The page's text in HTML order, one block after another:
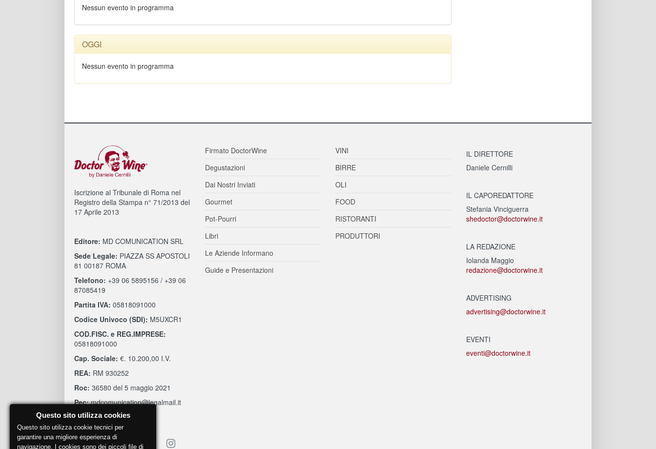
Nessun evento in programma
OGGI
Nessun evento in programma
Iscrizione al Tribunale di Roma nel
Registro della Stampa n° 71/2013 del
17 Aprile 2013
Editore: MD COMUNICATION SRL
Sede Legale: PIAZZA SS APOSTOLI
81 00187 ROMA
Telefono: +39 06 5895156 / +39 06
87085419
Partita IVA: 05818091000
Codice Univoco (SDI): M5UXCR1
COD.FISC. e REG.IMPRESE:
05818091000
Cap. Sociale: €. 10.200,00 I.V.
REA: RM 930252
Roc: 36580 del 5 maggio 2021
Pec:mdcomunication@legalmail.it
Firmato DoctorWine
Degustazioni
Dai Nostri Inviati
Gourmet
Pot-Pourri
Libri
Le Aziende Informano
Guide e Presentazioni
VINI
BIRRE
OLI
FOOD
RISTORANTI
PRODUTTORI
IL DIRETTORE
Daniele Cernilli
IL CAPOREDATTORE
Stefania Vinciguerra
shedoctor@doctorwine.it
LA REDAZIONE
Iolanda Maggio
redazione@doctorwine.it
ADVERTISING
advertising@doctorwine.it
EVENTI
eventi@doctorwine.it
Questo sito utilizza cookies
Questo sito utilizza cookie tecnici per
garantire una migliore esperienza di
navigazione. I cookies sono dei piccoli file di